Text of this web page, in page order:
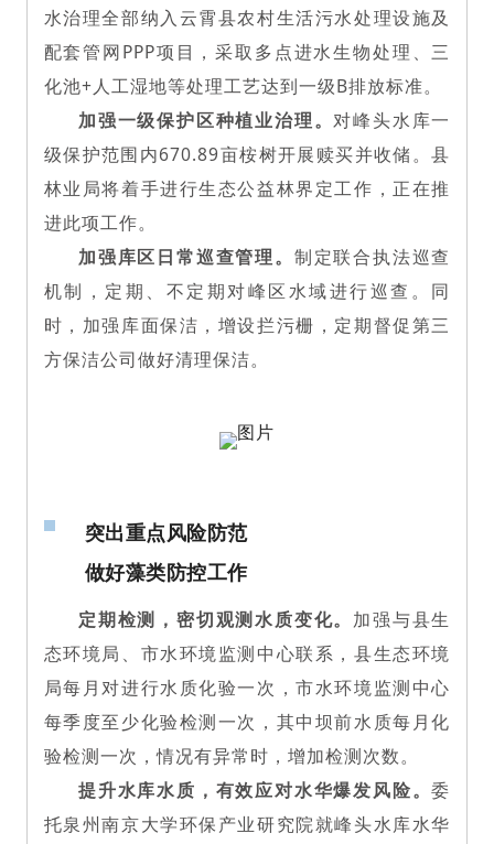
水治理全部纳入云霄县农村生活污水处理设施及
配套管网PPP项目，采取多点进水生物处理、三
化池+人工湿地等处理工艺达到一级B排放标准。
加强一级保护区种植业治理。对峰头水库一
级保护范围内670.89亩桉树开展赎买并收储。县
林业局将着手进行生态公益林界定工作，正在推
进此项工作。
加强库区日常巡查管理。 制定联合执法巡查
机制，定期、不定期对峰区水域进行巡查。同
时，加强库面保洁，增设拦污栅，定期督促第三
方保洁公司做好清理保洁。
突出重点风险防范
做好藻类防控工作
定期检测，密切观测水质变化。 加强与县生
态环境局、市水环境监测中心联系，县生态环境
局每月对进行水质化验一次，市水环境监测中心
每季度至少化验检测一次，其中坝前水质每月化
验检测一次，情况有异常时，增加检测次数。
提升水库水质，有效应对水华爆发风险。委
托泉州南京大学环保产业研究院就峰头水库水华